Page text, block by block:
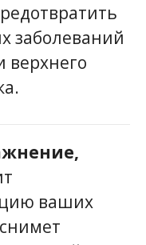
заболеваний
верхнего
ваших